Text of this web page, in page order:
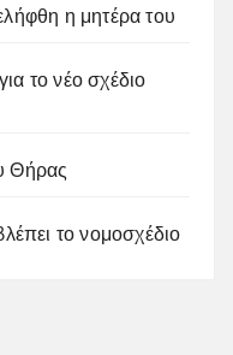
η μητέρα του
το νέο σχέδιο
Θήρας
το νομοσχέδιο